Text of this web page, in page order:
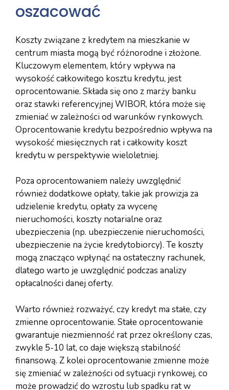
oszacować
Koszty związane z kredytem na mieszkanie w
centrum miasta mogą być różnorodne i złożone.
Kluczowym elementem, który wpływa na
wysokość całkowitego kosztu kredytu, jest
oprocentowanie. Składa się ono z marży banku
oraz stawki referencyjnej WIBOR, która może się
zmieniać w zależności od warunków rynkowych.
Oprocentowanie kredytu bezpośrednio wpływa na
wysokość miesięcznych rat i całkowity koszt
kredytu w perspektywie wieloletniej.
Poza oprocentowaniem należy uwzględnić
również dodatkowe opłaty, takie jak prowizja za
udzielenie kredytu, opłaty za wycenę
nieruchomości, koszty notarialne oraz
ubezpieczenia (np. ubezpieczenie nieruchomości,
ubezpieczenie na życie kredytobiorcy). Te koszty
mogą znacząco wpłynąć na ostateczny rachunek,
dlatego warto je uwzględnić podczas analizy
opłacalności danej oferty.
Warto również rozważyć, czy kredyt ma stałe, czy
zmienne oprocentowanie. Stałe oprocentowanie
gwarantuje niezmienność rat przez określony czas,
zwykle 5-10 lat, co daje większą stabilność
finansową. Z kolei oprocentowanie zmienne może
się zmieniać w zależności od sytuacji rynkowej, co
może prowadzić do wzrostu lub spadku rat w